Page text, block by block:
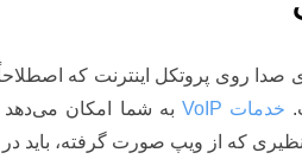
خدمات VoIP
به شما امکان می‌دهد
که از ویپ صورت گرفته، باید